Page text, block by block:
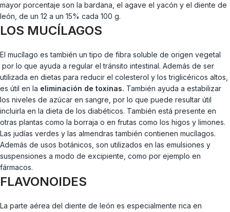
mayor porcentaje son la bardana, el agave el yacón y el diente de
león, de un 12 a un 15% cada 100 g.
LOS MUCÍLAGOS
El mucílago es también un tipo de fibra soluble de origen vegetal
por lo que ayuda a regular el tránsito intestinal. Además de ser
utilizada en dietas para reducir el colesterol y los triglicéricos altos,
es útil en la eliminación de toxinas. También ayuda a estabilizar
los niveles de azúcar en sangre, por lo que puede resultar útil
incluirla en la dieta de los diabéticos. También está presente en
otras plantas como la borraja o en frutas como los higos y limones.
Las judías verdes y las almendras también contienen mucílagos.
Además de usos botánicos, son utilizados en las emulsiones y
suspensiones a modo de excipiente, como por ejemplo en
fármacos.
FLAVONOIDES
La parte aérea del diente de león es especialmente rica en